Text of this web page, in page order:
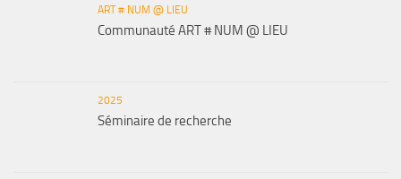
ART # NUM @ LIEU
Communauté ART # NUM @ LIEU
2025
Séminaire de recherche